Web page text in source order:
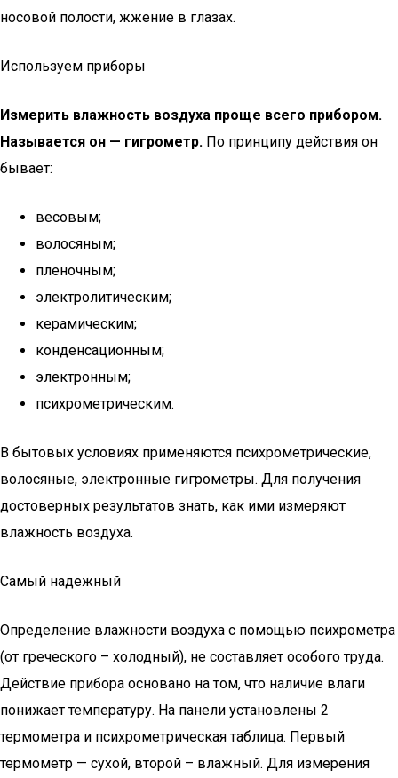
носовой полости, жжение в глазах.
Используем приборы
Измерить влажность воздуха проще всего прибором.
Называется он — гигрометр. По принципу действия он
бывает:
весовым;
волосяным;
пленочным;
электролитическим;
керамическим;
конденсационным;
электронным;
психрометрическим.
В бытовых условиях применяются психрометрические,
волосяные, электронные гигрометры. Для получения
достоверных результатов знать, как ими измеряют
влажность воздуха.
Самый надежный
Определение влажности воздуха с помощью психрометра
(от греческого – холодный), не составляет особого труда.
Действие прибора основано на том, что наличие влаги
понижает температуру. На панели установлены 2
термометра и психрометрическая таблица. Первый
термометр — сухой, второй – влажный. Для измерения